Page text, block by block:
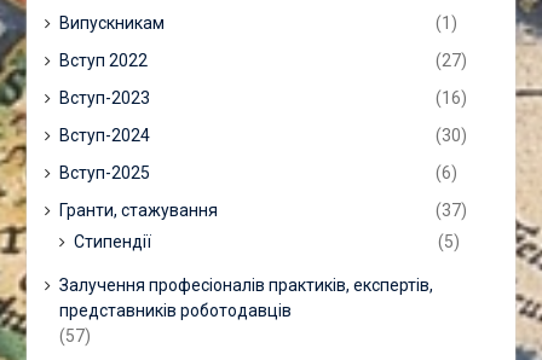
Випускникам
(1)
Вступ 2022
(27)
Вступ-2023
(16)
Вступ-2024
(30)
Вступ-2025
(6)
Гранти, стажування
(37)
Стипендії
(5)
Залучення професіоналів практиків, експертів,
представників роботодавців
(57)